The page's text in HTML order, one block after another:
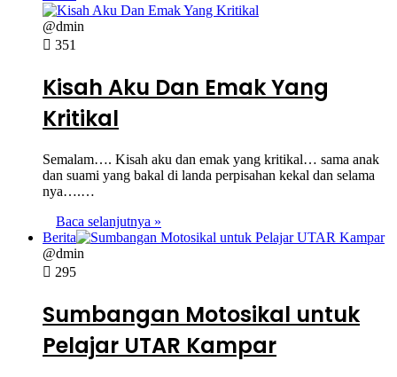
@dmin
351
Kisah Aku Dan Emak Yang
Kritikal
Semalam…. Kisah aku dan emak yang kritikal… sama anak
dan suami yang bakal di landa perpisahan kekal dan selama
nya….…
Baca selanjutnya »
Berita
@dmin
295
Sumbangan Motosikal untuk
Pelajar UTAR Kampar